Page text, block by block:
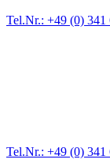
Tel.Nr.: +49 (0) 341
Tel.Nr.: +49 (0) 341